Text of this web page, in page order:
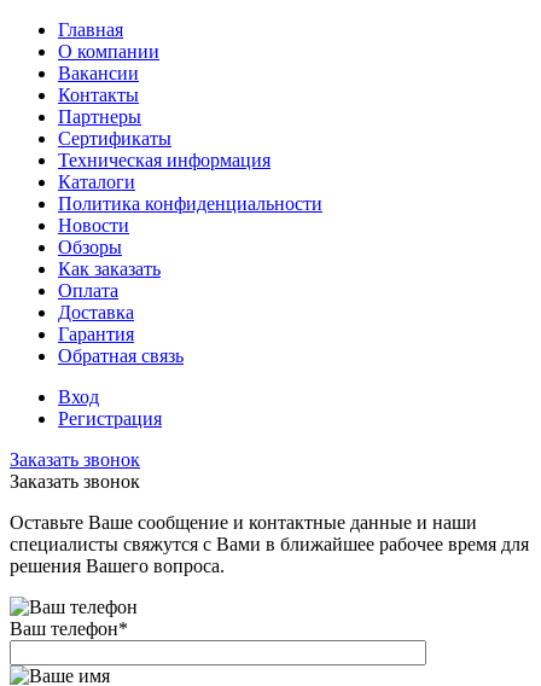
Главная
О компании
Вакансии
Контакты
Партнеры
Сертификаты
Техническая информация
Каталоги
Политика конфиденциальности
Новости
Обзоры
Как заказать
Оплата
Доставка
Гарантия
Обратная связь
Вход
Регистрация
Заказать звонок
Заказать звонок
Оставьте Ваше сообщение и контактные данные и наши
специалисты свяжутся с Вами в ближайшее рабочее время для
решения Вашего вопроса.
Ваш телефон*